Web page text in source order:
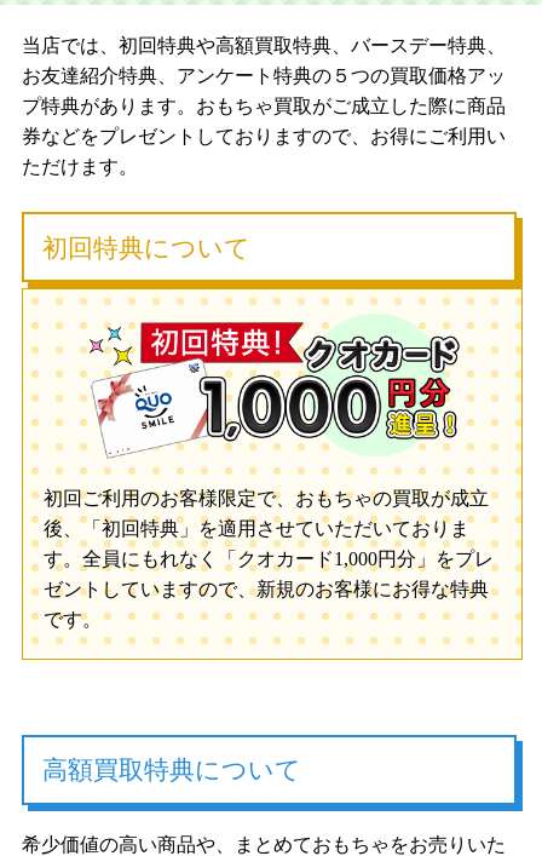
当店では、初回特典や高額買取特典、バースデー特典、
お友達紹介特典、アンケート特典の５つの買取価格アッ
プ特典があります。おもちゃ買取がご成立した際に商品
券などをプレゼントしておりますので、お得にご利用い
ただけます。
初回特典について
初回ご利用のお客様限定で、おもちゃの買取が成立
後、「初回特典」を適用させていただいておりま
す。全員にもれなく「クオカード1,000円分」をプレ
ゼントしていますので、新規のお客様にお得な特典
です。
高額買取特典について
希少価値の高い商品や、まとめておもちゃをお売りいた